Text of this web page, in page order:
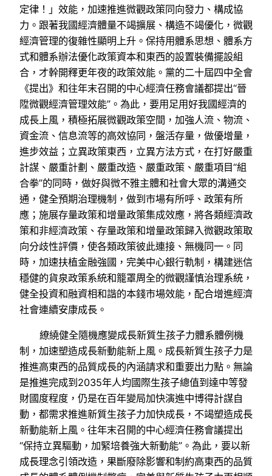
定律！」效能，加速推進微觀政策同向發力、構成協
力。跟著我國經濟體量不竭擴展、構造不竭優化，微觀
經濟管理的復雜性顯明上升。保持用體系思想、體系方
式和體系辦法優化政策資本和東西的設置裝備擺設組
合，才幹開釋更年夜的政策效能。黨的二十屆四中全會
《提出》和往年末召開的中心經濟任務會議都提出“晉
陞微觀經濟管理效能”。為此，要用足用好我國經濟的
成長上風，積極拓展微觀政策空間，加強人流、物流、
資金流、信息流等的高效協同，盤活存量，做優增量，
進步效益；立異政策東西，立異方法方式，在打好嚴重
計謀、嚴重計劃、嚴重改造、嚴重政策、嚴重項目“組
合拳”的同時，做好與微不雅主體和社會大眾的溝通交
通，健全預期治理機制，做到市場有所呼、政策有所
應；施展存量政策和增量政策集成效應，將各類經濟政
策和非經濟政策、存量政策和增量政策歸入微觀政策取
向分歧性評價，使各類政策彼此連接、無機同一。同
時，加速扶植金融強國，完美中心銀行軌制，構建迷信
穩健的貨泉政策系統和籠罩周全的微觀謹慎治理系統，
健全投資和融資相和諧的本錢市場效能，配合增進經濟
社會連續安康成長。
繚繞健全隨機應變成長新質生孩子力體系體例機
制，加速塑造成長新動能新上風。成長新質生孩子力是
推進高東西的品質成長的內涵請求和重要出力點。無論
是推進完成到2035年人均國際生孩子總值到達中等發
財國度程度，仍是在百年變局加快演進中博得計謀自
動，都需求推進新質生孩子力加快成長，不竭塑造成長
新動能新上風。往年末召開的中心經濟任務會議提出
“保持立異驅動，加緊培養強大新動能”。為此，要以新
成長理念引領改造，果斷廢除影響和制約高東西的品質